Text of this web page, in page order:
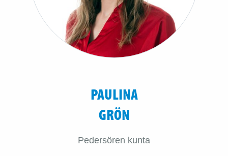
PAULINA
GRÖN
Pedersören kunta